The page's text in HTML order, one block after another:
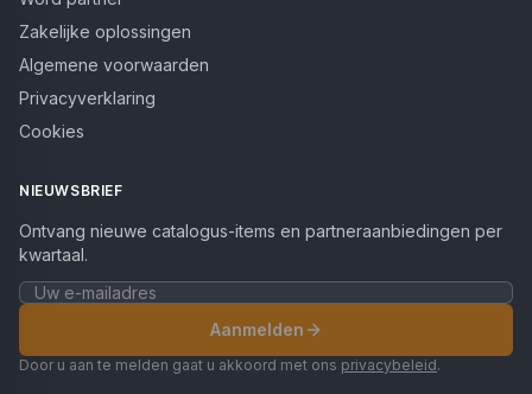
Zakelijke oplossingen
Algemene voorwaarden
Privacyverklaring
Cookies
NIEUWSBRIEF
Ontvang nieuwe catalogus-items en partneraanbiedingen per
kwartaal.
Aanmelden
Door u aan te melden gaat u akkoord met ons privacybeleid.